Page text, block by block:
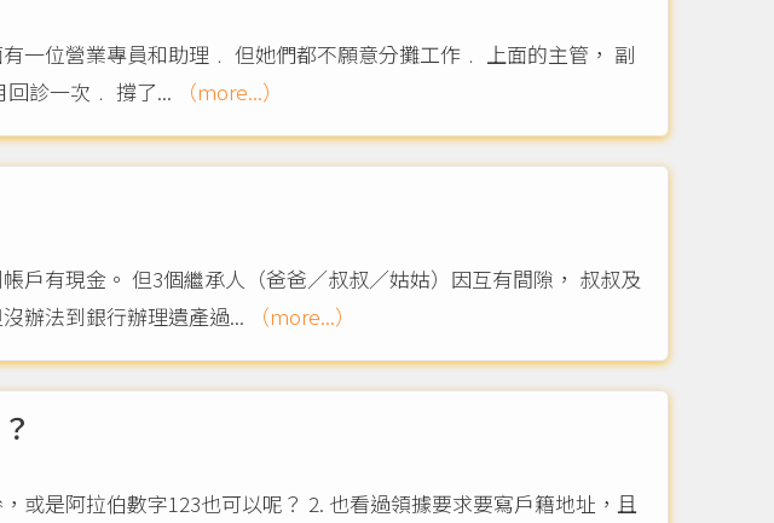
一位營業專員和助理﹒ 但她們都不願意分攤工作﹒ 上面的主管， 副
總， 就說， 副理你做就好了﹒ 我任職時就告知本人有免疫疾病， 但已穩定3個月回診一次﹒ 撐了...
（more...）
戶有現金。 但3個繼承人（爸爸／叔叔／姑姑）因互有間隙， 叔叔及
辦法到銀行辦理遺產過...
（more...）
或是阿拉伯數字123也可以呢？ 2. 也看過領據要求要寫戶籍地址，且